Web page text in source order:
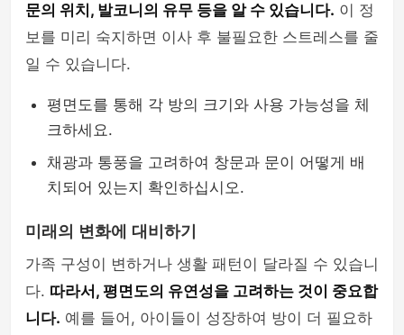
문의 위치, 발코니의 유무 등을 알 수 있습니다. 이 정
보를 미리 숙지하면 이사 후 불필요한 스트레스를 줄
일 수 있습니다.
평면도를 통해 각 방의 크기와 사용 가능성을 체
크하세요.
채광과 통풍을 고려하여 창문과 문이 어떻게 배
치되어 있는지 확인하십시오.
미래의 변화에 대비하기
가족 구성이 변하거나 생활 패턴이 달라질 수 있습니
다. 따라서, 평면도의 유연성을 고려하는 것이 중요합
니다. 예를 들어, 아이들이 성장하여 방이 더 필요하